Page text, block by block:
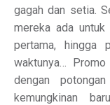
gagah dan setia.
mereka ada untuk
pertama, hingga
waktunya…
dengan
kemungkinan